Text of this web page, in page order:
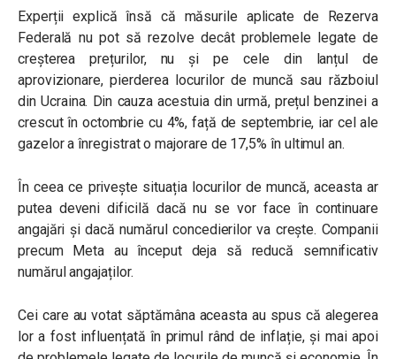
Experții explică însă că măsurile aplicate de Rezerva
Federală nu pot să rezolve decât problemele legate de
creșterea prețurilor, nu și pe cele din lanțul de
aprovizionare, pierderea locurilor de muncă sau războiul
din Ucraina. Din cauza acestuia din urmă, prețul benzinei a
crescut în octombrie cu 4%, față de septembrie, iar cel ale
gazelor a înregistrat o majorare de 17,5% în ultimul an.
În ceea ce privește situația locurilor de muncă, aceasta ar
putea deveni dificilă dacă nu se vor face în continuare
angajări și dacă numărul concedierilor va crește. Companii
precum Meta au început deja să reducă semnificativ
numărul angajaților.
Cei care au votat săptămâna aceasta au spus că alegerea
lor a fost influențată în primul rând de inflație, și mai apoi